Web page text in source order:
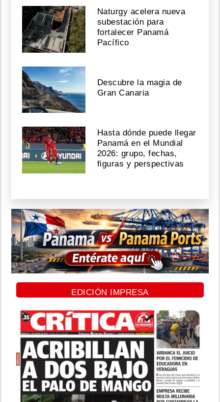
Naturgy acelera nueva
subestación para
fortalecer Panamá
Pacífico
Descubre la magia de
Gran Canaria
Hasta dónde puede llegar
Panamá en el Mundial
2026: grupo, fechas,
figuras y perspectivas
EDICIÓN IMPRESA